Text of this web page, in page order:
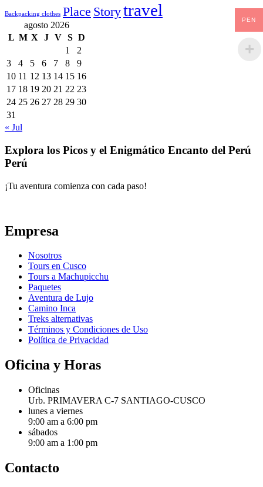
Backpacking clothes Place Storytravel
agosto 2026
L M X J V S D
1
2
3
4 5 6 7 8
9
10 11 12 13 14 15 16
17 18 19 20 21 22 23
24 25 26 27 28 29 30
31
« Jul
Explora los Picos y el Enigmático Encanto del Perú
Perú
¡Tu aventura comienza con cada paso!
Empresa
Nosotros
Tours en Cusco
Tours a Machupicchu
Paquetes
Aventura de Lujo
Camino Inca
Treks alternativas
Términos y Condiciones de Uso
Política de Privacidad
Oficina y Horas
Oficinas
Urb. PRIMAVERA C-7 SANTIAGO-CUSCO
lunes a viernes
9:00 am a 6:00 pm
sábados
9:00 am a 1:00 pm
Contacto
PEN